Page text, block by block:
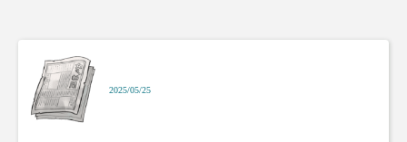
2025/05/25